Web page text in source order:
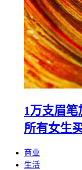
1万支眉
所有女生
商业
生活